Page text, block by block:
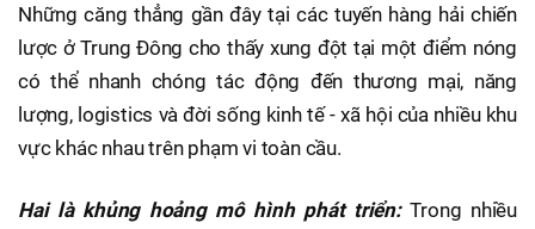
Những căng thẳng gần đây tại các tuyến hàng hải chiến
lược ở Trung Đông cho thấy xung đột tại một điểm nóng
có thể nhanh chóng tác động đến thương mại, năng
lượng, logistics và đời sống kinh tế - xã hội của nhiều khu
vực khác nhau trên phạm vi toàn cầu.
Hai là khủng hoảng mô hình phát triển:Trong nhiều